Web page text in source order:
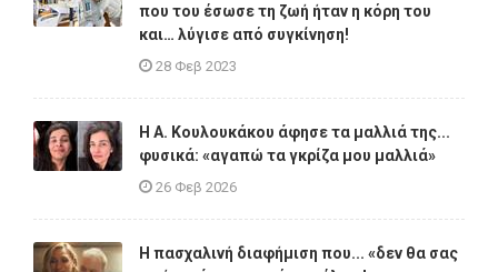
που του έσωσε τη ζωή ήταν η κόρη του
και… λύγισε από συγκίνηση!
28 Φεβ 2023
Η A. Κουλουκάκου άφησε τα μαλλιά της...
φυσικά: «αγαπώ τα γκρίζα μου μαλλιά»
26 Φεβ 2026
Η πασχαλινή διαφήμιση που... «δεν θα σας